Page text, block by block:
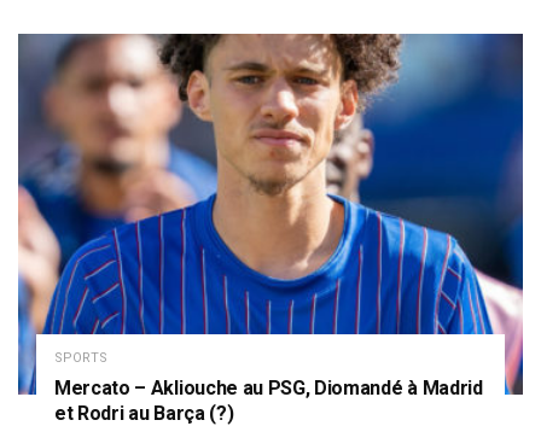
SPORTS
Mercato – Akliouche au PSG, Diomandé à Madrid
et Rodri au Barça (?)